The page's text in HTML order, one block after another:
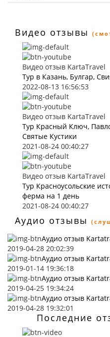
Видео отзывы
Видео отзыв KartaTravel
Тур в Казань, Булгар,
2022-08-13 16:56:53
Видео отзыв KartaTravel
Тур Красный Ключ,
Святые Кустики
2021-08-24 00:40:27
Видео отзыв KartaTravel
Тур Красноусольские
ферма на 1 день
2021-08-24 00:40:27
Аудио отзывы
Аудио отзыв
2019-04-28 20:02:39
Аудио отзыв
2019-01-14 19:36:18
Аудио отзыв
2019-04-25 19:34:24
Аудио отзыв
2019-04-28 19:32:01
Последние